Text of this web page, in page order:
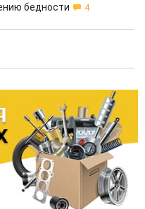
бедности
4